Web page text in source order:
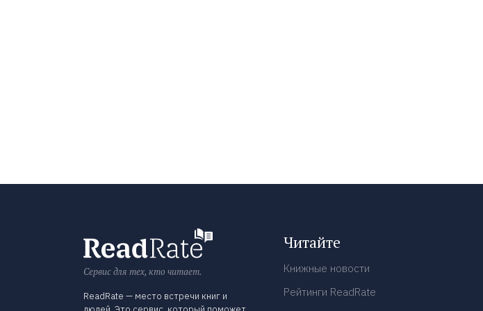
Сервис для тех, кто читает.
ReadRate — место встречи книг и
Читайте
Книжные новости
Рейтинги ReadRate